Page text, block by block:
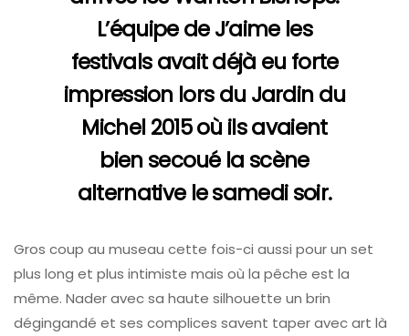
L’équipe de J’aime les
festivals avait déjà eu forte
impression lors du Jardin du
Michel 2015 où ils avaient
bien secoué la scène
alternative le samedi soir.
Gros coup au museau cette fois-ci aussi pour un set
plus long et plus intimiste mais où la pêche est la
même. Nader avec sa haute silhouette un brin
dégingandé et ses complices savent taper avec art là